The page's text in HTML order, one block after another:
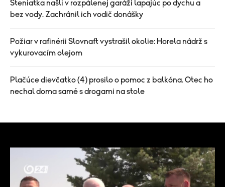
Šteniatka našli v rozpálenej garáži lapajúc po dychu a
bez vody. Zachránil ich vodič donášky
Požiar v rafinérii Slovnaft vystrašil okolie: Horela nádrž s
vykurovacím olejom
Plačúce dievčatko (4) prosilo o pomoc z balkóna. Otec ho
nechal doma samé s drogami na stole